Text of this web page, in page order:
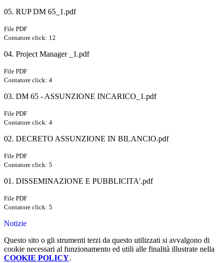
05. RUP DM 65_1.pdf
File PDF
Contatore click: 12
04. Project Manager _1.pdf
File PDF
Contatore click: 4
03. DM 65 - ASSUNZIONE INCARICO_1.pdf
File PDF
Contatore click: 4
02. DECRETO ASSUNZIONE IN BILANCIO.pdf
File PDF
Contatore click: 5
01. DISSEMINAZIONE E PUBBLICITA'.pdf
File PDF
Contatore click: 5
Notizie
Questo sito o gli strumenti terzi da questo utilizzati si avvalgono di
cookie necessari al funzionamento ed utili alle finalità illustrate nella
COOKIE POLICY.